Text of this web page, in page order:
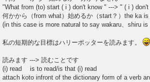
"What from (to) start ( i ) don't know " ---> " ( i )
何かから（from what）始めるか（start？）the ka
(in this case is more natural to say wakaru、shiru
私の短期的な目標はハリーポッターを読みます。
読みます ---> 読むことです
(i) read is to read/is that (i) read
attach koto infront of the dictionary form of a verb